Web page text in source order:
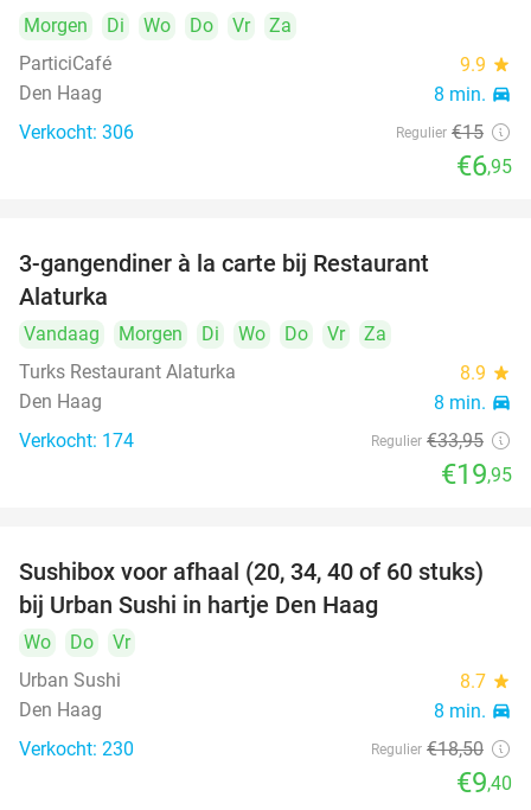
food
food
Morgen Di Wo Do Vr
Za
ParticiCafé
9.9 star
Den Haag 8 min. directions_car
Verkocht: 306 Regulier €15
€6,95
3-gangendiner à la carte bij Restaurant
Alaturka
Vandaag Morgen Di Wo Do Vr
Za
Turks Restaurant Alaturka
8.9 star
Den Haag 8 min. directions_car
Verkocht: 174 Regulier €33,95
€19,95
49%
Sushibox voor afhaal (20, 34, 40 of 60 stuks)
bij Urban Sushi in hartje Den Haag
Wo Do
Vr
Urban Sushi
8.7 star
Den Haag 8 min. directions_car
Verkocht: 230 Regulier €18,50
€9,40